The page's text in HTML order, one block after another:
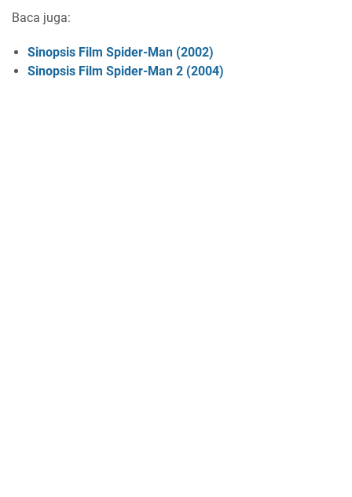
Baca juga:
Sinopsis Film Spider-Man (2002)
Sinopsis Film Spider-Man 2 (2004)